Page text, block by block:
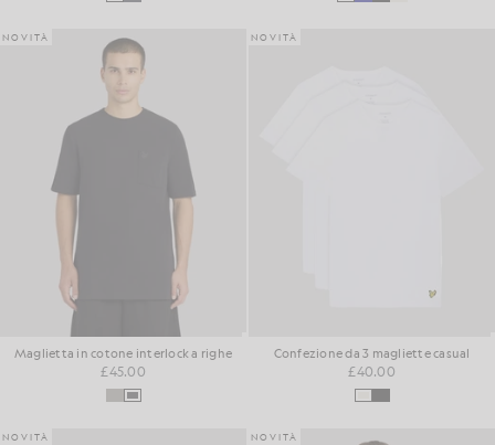
NOVITÀ
Maglietta in cotone interlock a righe
£45.00
NOVITÀ
Confezione da 3 magliette casual
£40.00
NOVITÀ NOVITÀ